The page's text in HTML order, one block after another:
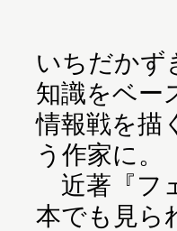
いちだかず
知識をベー
情報戦を描
う作家に。
近著『フ
本でも見ら